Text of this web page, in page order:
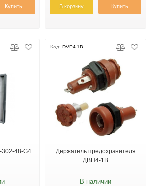
Купить В корзину Купить
48-G4
Код: DVP4-1B
Держатель предохранителя
ДВП4-1В
В наличии